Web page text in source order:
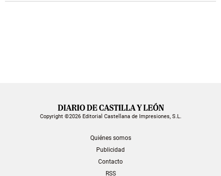
Copyright ©2026 Editorial Castellana de Impresiones, S.L.
Quiénes somos
Publicidad
Contacto
RSS